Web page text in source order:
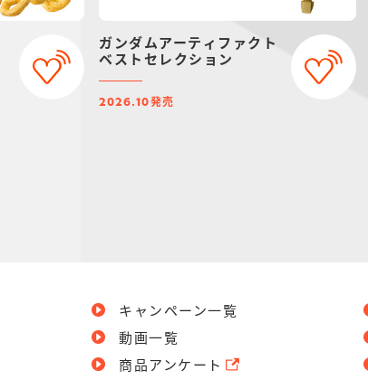
ガンダムアーティファクト
ベストセレクション
2026.10発売
キャンペーン一覧
動画一覧
商品アンケート